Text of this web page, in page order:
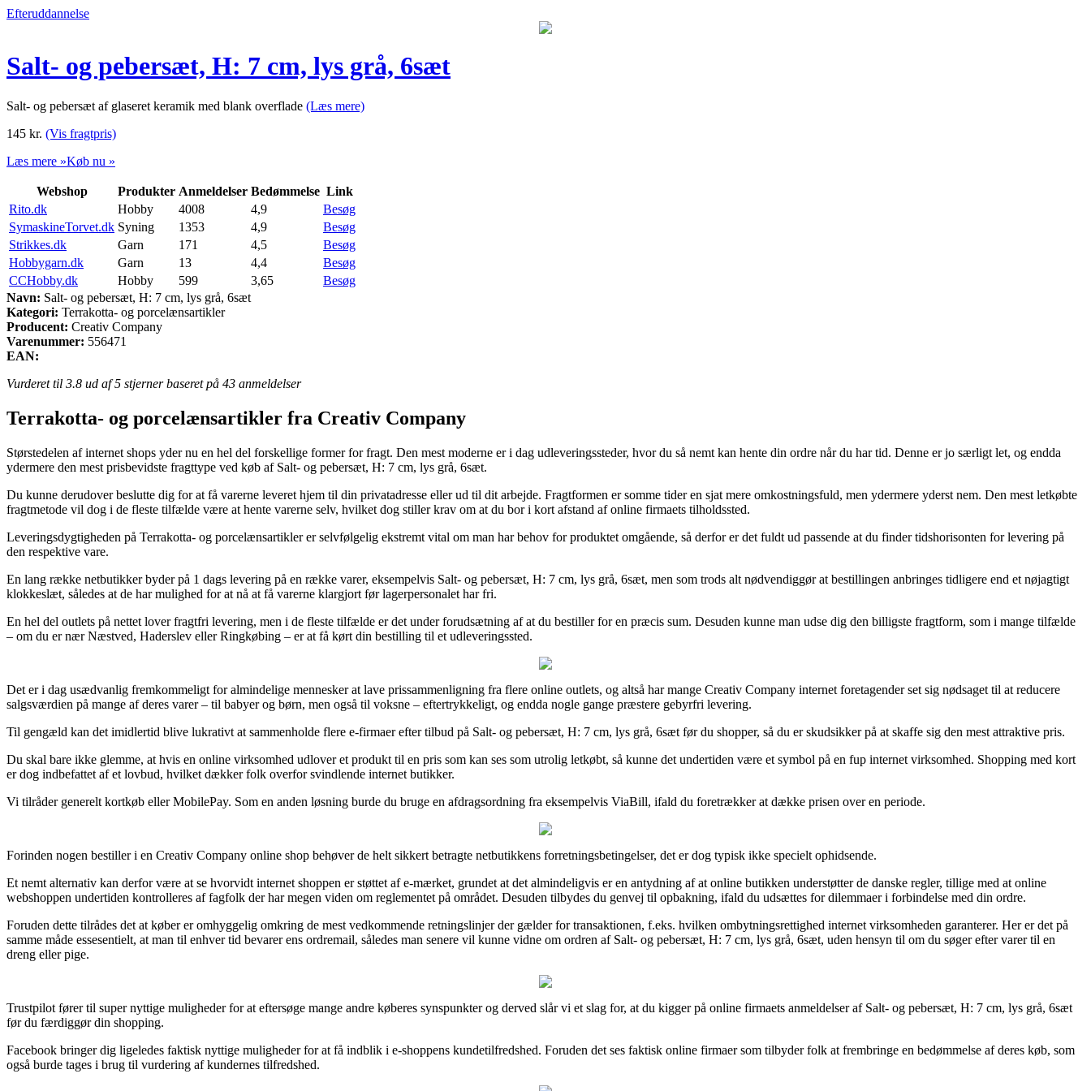
Efteruddannelse
Salt- og pebersæt, H: 7 cm, lys grå, 6sæt
Salt- og pebersæt af glaseret keramik med blank overflade (Læs mere)
145 kr. (Vis fragtpris)
Læs mere »Køb nu »
Webshop Produkter Anmeldelser Bedømmelse Link
Rito.dk
Hobby 4008 4,9
Besøg
SymaskineTorvet.dk Syning 1353 4,9
Besøg
Strikkes.dk
Garn 171 4,5
Besøg
Hobbygarn.dk
Garn 13 4,4
Besøg
CCHobby.dk
Hobby 599 3,65
Besøg
Navn: Salt- og pebersæt, H: 7 cm, lys grå, 6sæt
Kategori: Terrakotta- og porcelænsartikler
Producent: Creativ Company
Varenummer: 556471
EAN:
Vurderet til 3.8 ud af 5 stjerner baseret på 43 anmeldelser
Terrakotta- og porcelænsartikler fra Creativ Company
Størstedelen af internet shops yder nu en hel del forskellige former for fragt. Den mest moderne er i dag udleveringssteder, hvor du så nemt kan hente din ordre når du har tid. Denne er jo særligt let, og endda
ydermere den mest prisbevidste fragttype ved køb af Salt- og pebersæt, H: 7 cm, lys grå, 6sæt.
Du kunne derudover beslutte dig for at få varerne leveret hjem til din privatadresse eller ud til dit arbejde. Fragtformen er somme tider en sjat mere omkostningsfuld, men ydermere yderst nem. Den mest letkøbte
fragtmetode vil dog i de fleste tilfælde være at hente varerne selv, hvilket dog stiller krav om at du bor i kort afstand af online firmaets tilholdssted.
Leveringsdygtigheden på Terrakotta- og porcelænsartikler er selvfølgelig ekstremt vital om man har behov for produktet omgående, så derfor er det fuldt ud passende at du finder tidshorisonten for levering på
den respektive vare.
En lang række netbutikker byder på 1 dags levering på en række varer, eksempelvis Salt- og pebersæt, H: 7 cm, lys grå, 6sæt, men som trods alt nødvendiggør at bestillingen anbringes tidligere end et nøjagtigt
klokkeslæt, således at de har mulighed for at nå at få varerne klargjort før lagerpersonalet har fri.
En hel del outlets på nettet lover fragtfri levering, men i de fleste tilfælde er det under forudsætning af at du bestiller for en præcis sum. Desuden kunne man udse dig den billigste fragtform, som i mange tilfælde
– om du er nær Næstved, Haderslev eller Ringkøbing – er at få kørt din bestilling til et udleveringssted.
Det er i dag usædvanlig fremkommeligt for almindelige mennesker at lave prissammenligning fra flere online outlets, og altså har mange Creativ Company internet foretagender set sig nødsaget til at reducere
salgsværdien på mange af deres varer – til babyer og børn, men også til voksne – eftertrykkeligt, og endda nogle gange præstere gebyrfri levering.
Til gengæld kan det imidlertid blive lukrativt at sammenholde flere e-firmaer efter tilbud på Salt- og pebersæt, H: 7 cm, lys grå, 6sæt før du shopper, så du er skudsikker på at skaffe sig den mest attraktive pris.
Du skal bare ikke glemme, at hvis en online virksomhed udlover et produkt til en pris som kan ses som utrolig letkøbt, så kunne det undertiden være et symbol på en fup internet virksomhed. Shopping med kort
er dog indbefattet af et lovbud, hvilket dækker folk overfor svindlende internet butikker.
Vi tilråder generelt kortkøb eller MobilePay. Som en anden løsning burde du bruge en afdragsordning fra eksempelvis ViaBill, ifald du foretrækker at dække prisen over en periode.
Forinden nogen bestiller i en Creativ Company online shop behøver de helt sikkert betragte netbutikkens forretningsbetingelser, det er dog typisk ikke specielt ophidsende.
Et nemt alternativ kan derfor være at se hvorvidt internet shoppen er støttet af e-mærket, grundet at det almindeligvis er en antydning af at online butikken understøtter de danske regler, tillige med at online
webshoppen undertiden kontrolleres af fagfolk der har megen viden om reglementet på området. Desuden tilbydes du genvej til opbakning, ifald du udsættes for dilemmaer i forbindelse med din ordre.
Foruden dette tilrådes det at køber er omhyggelig omkring de mest vedkommende retningslinjer der gælder for transaktionen, f.eks. hvilken ombytningsrettighed internet virksomheden garanterer. Her er det på
samme måde essesentielt, at man til enhver tid bevarer ens ordremail, således man senere vil kunne vidne om ordren af Salt- og pebersæt, H: 7 cm, lys grå, 6sæt, uden hensyn til om du søger efter varer til en
dreng eller pige.
Trustpilot fører til super nyttige muligheder for at eftersøge mange andre køberes synspunkter og derved slår vi et slag for, at du kigger på online firmaets anmeldelser af Salt- og pebersæt, H: 7 cm, lys grå, 6sæt
før du færdiggør din shopping.
Facebook bringer dig ligeledes faktisk nyttige muligheder for at få indblik i e-shoppens kundetilfredshed. Foruden det ses faktisk online firmaer som tilbyder folk at frembringe en bedømmelse af deres køb, som
også burde tages i brug til vurdering af kundernes tilfredshed.